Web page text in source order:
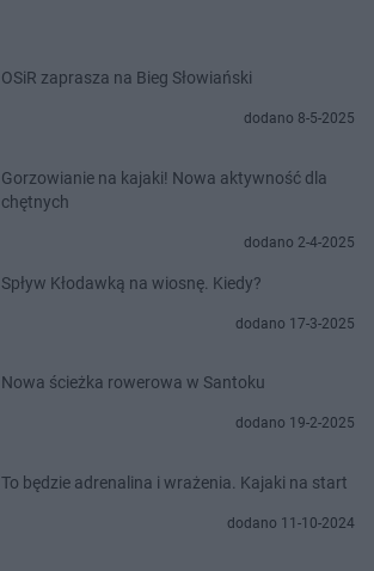
OSiR zaprasza na Bieg Słowiański
dodano 8-5-2025
Gorzowianie na kajaki! Nowa aktywność dla
chętnych
dodano 2-4-2025
Spływ Kłodawką na wiosnę. Kiedy?
dodano 17-3-2025
Nowa ścieżka rowerowa w Santoku
dodano 19-2-2025
To będzie adrenalina i wrażenia. Kajaki na start
dodano 11-10-2024